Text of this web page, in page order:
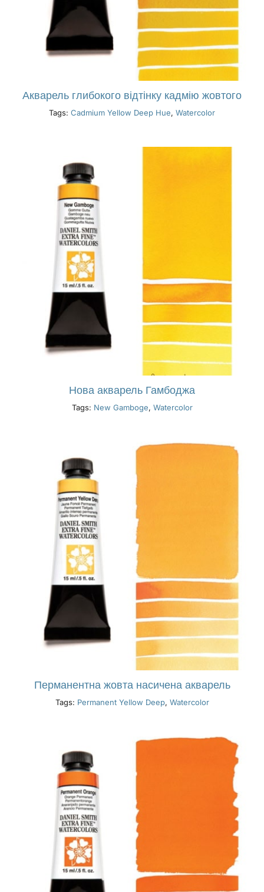
Акварель глибокого відтінку кадмію жовтого
Tags: Cadmium Yellow Deep Hue, Watercolor
Нова акварель Гамбоджа
Tags: New Gamboge, Watercolor
Перманентна жовта насичена акварель
Tags: Permanent Yellow Deep, Watercolor